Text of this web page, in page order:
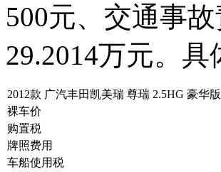
500元、交通事
29.2014万元。
2012款 广汽丰田凯美瑞 尊瑞 2.5HG 豪华
裸车价
购置税
牌照费用
车船使用税